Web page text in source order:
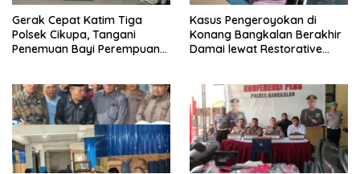
Gerak Cepat Katim Tiga
Polsek Cikupa, Tangani
Penemuan Bayi Perempuan
Kasus Pengeroyokan di
Konang Bangkalan Berakhir
Damai lewat Restorative